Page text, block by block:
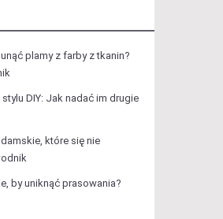
plamy z farby z tkanin?
DIY: Jak nadać im drugie
które się nie
by uniknąć prasowania?